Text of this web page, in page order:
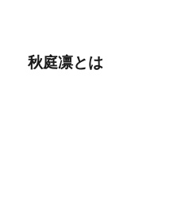
秋庭凛とは